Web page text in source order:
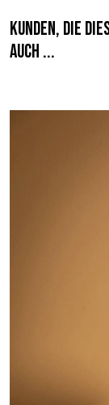
Kunden, die
auch ...